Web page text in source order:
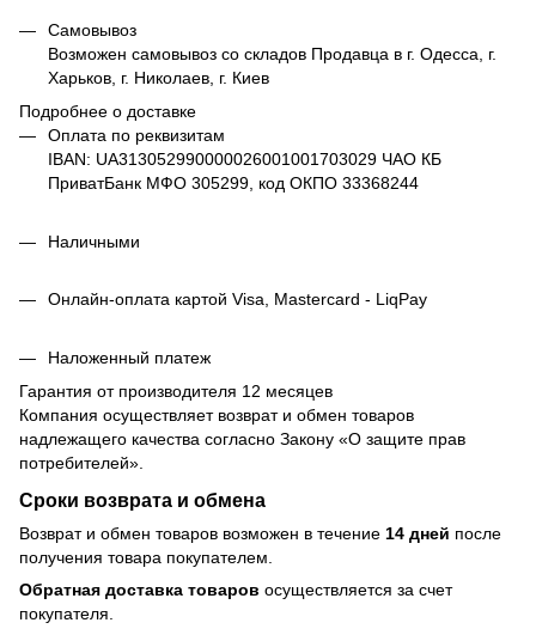
Самовывоз
Возможен самовывоз со складов Продавца в г. Одесса, г.
Харьков, г. Николаев, г. Киев
Подробнее о доставке
Оплата по реквизитам
IBAN: UA313052990000026001001703029 ЧАО КБ
ПриватБанк МФО 305299, код ОКПО 33368244
Наличными
Онлайн-оплата картой Visa, Mastercard - LiqPay
Наложенный платеж
Гарантия от производителя 12 месяцев
Компания осуществляет возврат и обмен товаров
надлежащего качества согласно Закону «О защите прав
потребителей»
Сроки возврата и обмена
Возврат и обмен товаров возможен в течение 14 дней после
получения товара покупателем.
Обратная доставка товаров осуществляется за счет
покупателя.